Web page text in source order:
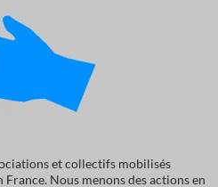
et collectifs mobilisés
Nous menons des actions en